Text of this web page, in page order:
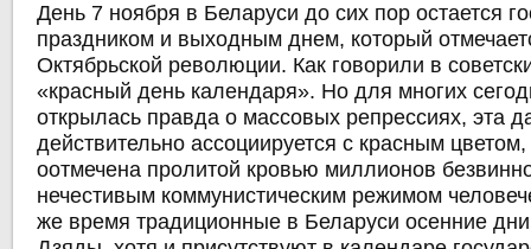
День 7 ноября в Беларуси до сих пор остается
праздником и выходным днем, который
Октябрьской революции. Как говорили в
«красный день календаря». Но для многих
открылась правда о массовых репрессиях, эта
действительно ассоциируется с красным цветом,
оотмечена пролитой кровью миллионов
нечестивым коммунистическим режимом
же время традиционные в Беларуси осенние